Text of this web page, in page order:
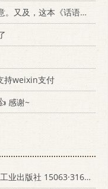
，这本《话语的真相》...
持weixin支付
感谢~
版社 15063·3168（K207）